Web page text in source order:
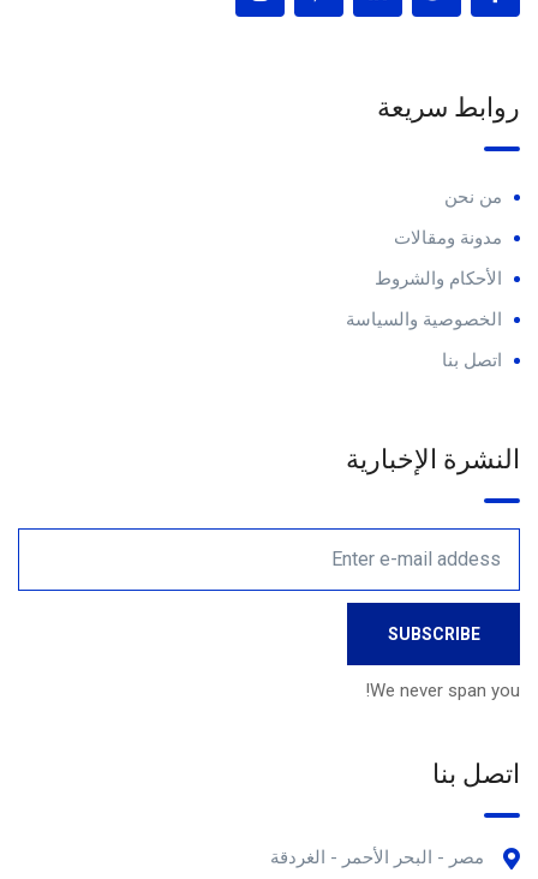
روابط سريعة
من نحن
مدونة ومقالات
الأحكام والشروط
الخصوصية والسياسة
اتصل بنا
النشرة الإخبارية
We never span you!
اتصل بنا
مصر - البحر الأحمر - الغردقة